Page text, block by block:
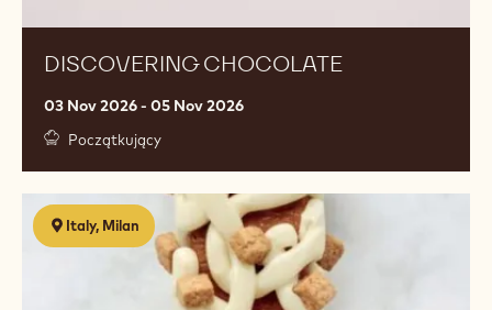
DISCOVERING CHOCOLATE
03 Nov 2026 - 05 Nov 2026
Początkujący
Italy, Milan
Torte
da